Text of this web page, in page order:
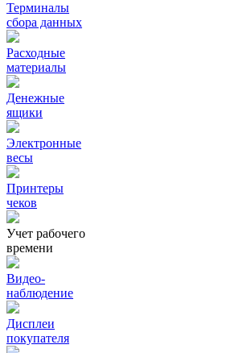
Терминалы
сбора данных
Расходные
материалы
Денежные
ящики
Электронные
весы
Принтеры
чеков
Учет рабочего
времени
Видео‑
наблюдение
Дисплеи
покупателя